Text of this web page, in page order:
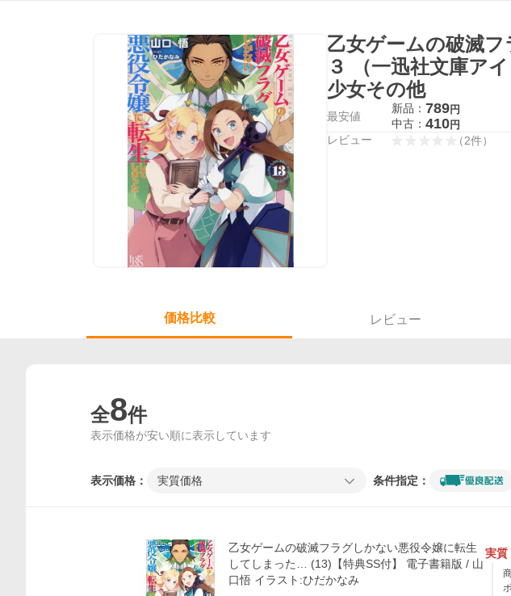
乙女ゲームの破滅
３ （一迅社文庫ア
少女その他
最安値
新品： 789円
中古： 410円
レビュー （2件）
価格比較 レビュー
全8件
表示価格が安い順に表示しています
表示価格： 実質価格 条件指定：
乙女ゲームの破滅フラグしかない悪役令嬢に転生
してしまった… (13)【特典SS付】 電子書籍版 / 山
口悟 イラスト:ひだかなみ
実質